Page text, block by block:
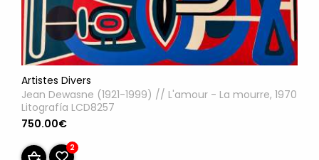
Artistes Divers
Jean Dewasne (1921-1999) // L'amour - La mourre, 1970
Litografía LCD8257
750.00€
2